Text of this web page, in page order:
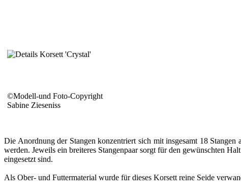
©Modell-und Foto-Copyright
Sabine Zieseniss
Die Anordnung der Stangen konzentriert sich mit insgesamt 18
werden. Jeweils ein breiteres Stangenpaar sorgt für den gewünschten
eingesetzt sind.
Als Ober- und Futtermaterial wurde für dieses Korsett reine Seide